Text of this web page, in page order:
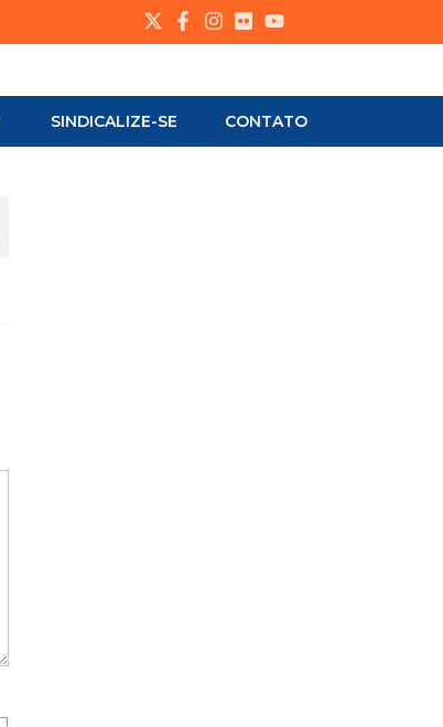
SINDICALIZE-SE CONTATO